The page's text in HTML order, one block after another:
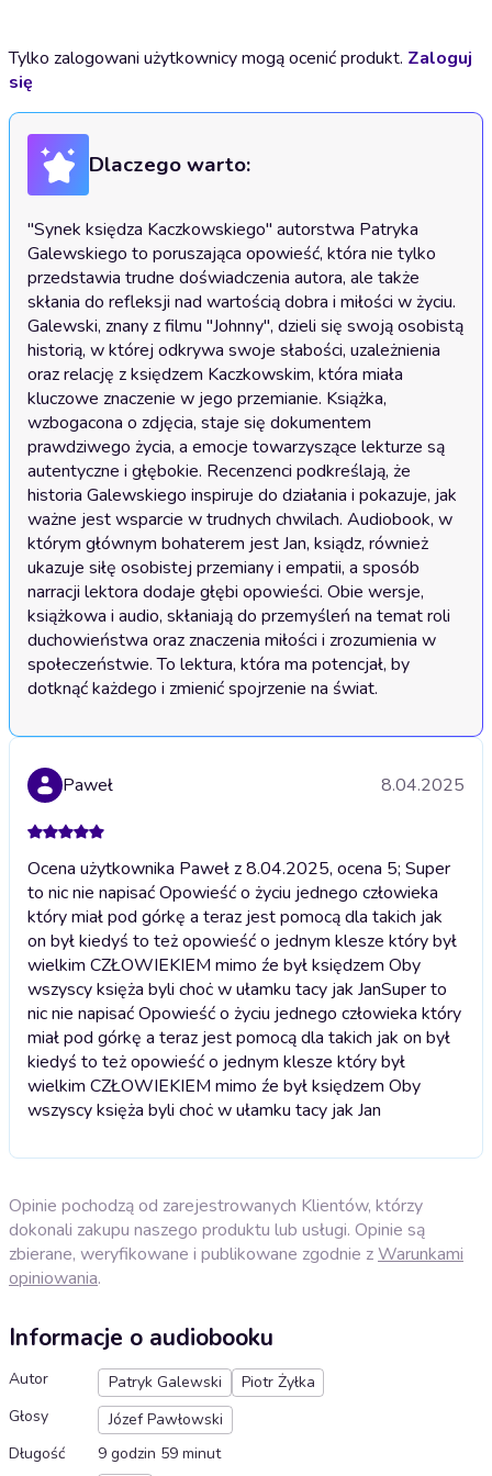
Tylko zalogowani użytkownicy mogą ocenić produkt. Zaloguj
się
Dlaczego warto:
"Synek księdza Kaczkowskiego" autorstwa Patryka
Galewskiego to poruszająca opowieść, która nie tylko
przedstawia trudne doświadczenia autora, ale także
skłania do refleksji nad wartością dobra i miłości w życiu.
Galewski, znany z filmu "Johnny", dzieli się swoją osobistą
historią, w której odkrywa swoje słabości, uzależnienia
oraz relację z księdzem Kaczkowskim, która miała
kluczowe znaczenie w jego przemianie. Książka,
wzbogacona o zdjęcia, staje się dokumentem
prawdziwego życia, a emocje towarzyszące lekturze są
autentyczne i głębokie. Recenzenci podkreślają, że
historia Galewskiego inspiruje do działania i pokazuje, jak
ważne jest wsparcie w trudnych chwilach. Audiobook, w
którym głównym bohaterem jest Jan, ksiądz, również
ukazuje siłę osobistej przemiany i empatii, a sposób
narracji lektora dodaje głębi opowieści. Obie wersje,
książkowa i audio, skłaniają do przemyśleń na temat roli
duchowieństwa oraz znaczenia miłości i zrozumienia w
społeczeństwie. To lektura, która ma potencjał, by
dotknąć każdego i zmienić spojrzenie na świat.
Paweł 8.04.2025
Ocena użytkownika Paweł z 8.04.2025, ocena 5; Super
to nic nie napisać Opowieść o życiu jednego człowieka
który miał pod górkę a teraz jest pomocą dla takich jak
on był kiedyś to też opowieść o jednym klesze który był
wielkim CZŁOWIEKIEM mimo źe był księdzem Oby
wszyscy księża byli choċ w ułamku tacy jak JanSuper to
nic nie napisać Opowieść o życiu jednego człowieka który
miał pod górkę a teraz jest pomocą dla takich jak on był
kiedyś to też opowieść o jednym klesze który był
wielkim CZŁOWIEKIEM mimo źe był księdzem Oby
wszyscy księża byli choċ w ułamku tacy jak Jan
Opinie pochodzą od zarejestrowanych Klientów, którzy
dokonali zakupu naszego produktu lub usługi. Opinie są
zbierane, weryfikowane i publikowane zgodnie zWarunkami
opiniowania.
Informacje o audiobooku
Autor Patryk Galewski
Piotr Żyłka
Głosy
Józef Pawłowski
Długość
9 godzin 59 minut